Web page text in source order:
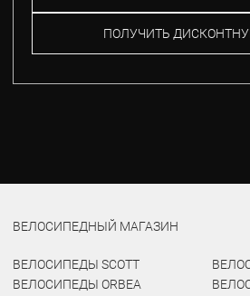
ПОЛУЧИТЬ
ВЕЛОСИПЕДНЫЙ МАГАЗИН
ВЕЛОСИПЕДЫ SCOTT
ВЕЛОСИПЕДЫ ORBEA